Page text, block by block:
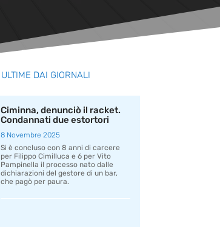
ULTIME DAI GIORNALI
Ciminna, denunciò il racket.
Condannati due estortori
8 Novembre 2025
Si è concluso con 8 anni di carcere
per Filippo Cimilluca e 6 per Vito
Pampinella il processo nato dalle
dichiarazioni del gestore di un bar,
che pagò per paura.